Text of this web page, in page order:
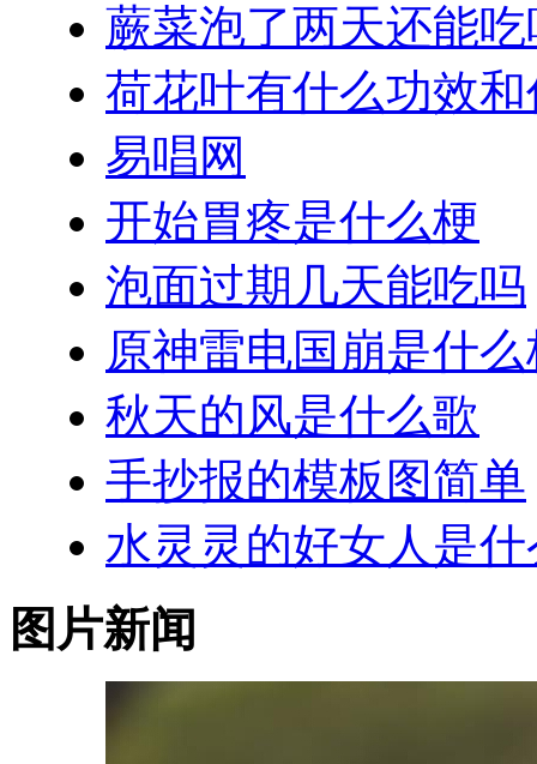
蕨菜泡了两天还能吃
荷花叶有什么功效
易唱网
开始胃疼是什么梗
泡面过期几天能吃吗
原神雷电国崩是什么
秋天的风是什么歌
手抄报的模板图简单
水灵灵的好女人是
图片新闻